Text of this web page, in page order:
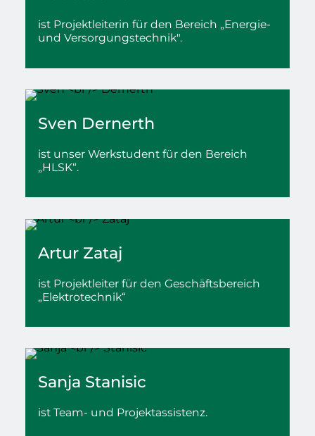
ist Projektleiterin für den Bereich „Energie-
und Versorgungstechnik".
Sven Dernerth
ist unser Werkstudent für den Bereich
„HLSK“.
Artur Zataj
ist Projektleiter für den Geschäftsbereich
„Elektrotechnik“
Sanja Stanisic
ist Team- und Projektassistenz.